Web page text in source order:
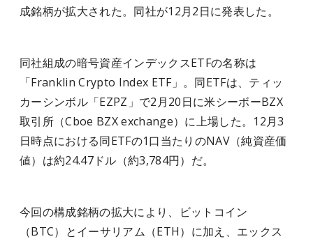
成銘柄が拡大された。同社が12月2日に発表した。
同社組成の暗号資産インデックスETFの名称は
「Franklin Crypto Index ETF」。同ETFは、ティッ
カーシンボル「EZPZ」で2月20日に米シーボーBZX
取引所（Cboe BZX exchange）に上場した。12月3
日時点における同ETFの1口当たりのNAV（純資産価
値）は約24.47ドル（約3,784円）だ。
今回の構成銘柄の拡大により、ビットコイン
（BTC）とイーサリアム（ETH）に加え、エックス